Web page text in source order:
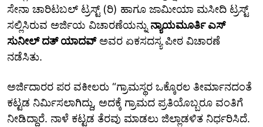
ಸೇನಾ ಚಾರಿಟಬಲ್ ಟ್ರಸ್ಟ್ (ರಿ) ಹಾಗೂ ಜಾಮೀಯಾ ಮಸೀದಿ ಟ್ರಸ್ಟ್
ಸಲ್ಲಿಸಿರುವ ಅರ್ಜಿಯ ವಿಚಾರಣೆಯನ್ನು ನ್ಯಾಯಮೂರ್ತಿ ಎಸ್‌
ಸುನೀಲ್‌ ದತ್‌ ಯಾದವ್ಅವರ ಏಕಸದಸ್ಯ ಪೀಠ ವಿಚಾರಣೆ
ನಡೆಸಿತು.
ಅರ್ಜಿದಾರರ ಪರ ವಕೀಲರು “ಗ್ರಾಮಸ್ಥರ ಒಕ್ಕೊರಲ ತೀರ್ಮಾನದಂತೆ
ಕಟ್ಟಡ ನಿರ್ಮಿಸಲಾಗಿದ್ದು, ಅದಕ್ಕೆ ಗ್ರಾಮದ ಪ್ರತಿಯೊಬ್ಬರೂ ವಂತಿಗೆ
ನೀಡಿದ್ದಾರೆ. ನಾಳೆ ಕಟ್ಟಡ ತೆರವು ಮಾಡಲು ಜಿಲ್ಲಾಡಳಿತ ನಿರ್ಧರಿಸಿದೆ.